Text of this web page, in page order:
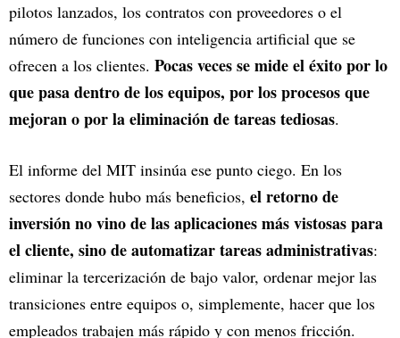
pilotos lanzados, los contratos con proveedores o el
número de funciones con inteligencia artificial que se
ofrecen a los clientes. Pocas veces se mide el éxito por lo
que pasa dentro de los equipos, por los procesos que
mejoran o por la eliminación de tareas tediosas.
El informe del MIT insinúa ese punto ciego. En los
sectores donde hubo más beneficios, el retorno de
inversión no vino de las aplicaciones más vistosas para
el cliente, sino de automatizar tareas administrativas:
eliminar la tercerización de bajo valor, ordenar mejor las
transiciones entre equipos o, simplemente, hacer que los
empleados trabajen más rápido y con menos fricción.